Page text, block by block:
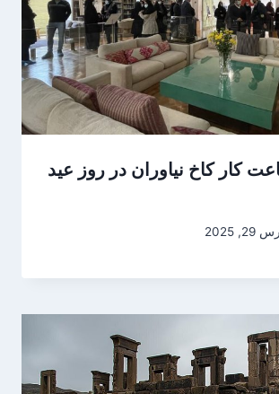
کار کاخ نیاوران در روز عید
2025